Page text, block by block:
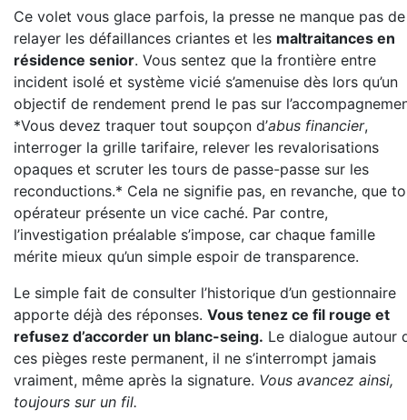
Ce volet vous glace parfois, la presse ne manque pas de
relayer les défaillances criantes et les maltraitances en
résidence senior. Vous sentez que la frontière entre
incident isolé et système vicié s’amenuise dès lors qu’un
objectif de rendement prend le pas sur
*Vous devez traquer tout soupçon d’abus financier,
interroger la grille tarifaire, relever les revalorisations
opaques et scruter les tours de passe-passe sur les
reconductions.* Cela ne signifie pas, en revanche, que
opérateur présente un vice caché. Par contre,
l’investigation préalable s’impose, car chaque famille
mérite mieux qu’un simple espoir de transparence.
Le simple fait de consulter l’historique d’un gestionnaire
apporte déjà des réponses. Vous tenez ce fil rouge et
refusez d’accorder un blanc-seing. Le dialogue autour
ces pièges reste permanent, il ne s’interrompt jamais
vraiment, même après la signature. Vous avancez ainsi,
toujours sur un fil.